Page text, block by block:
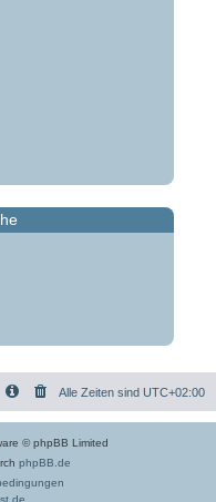
Alle Zeiten sind UTC+02:00
© phpBB Limited
phpBB.de